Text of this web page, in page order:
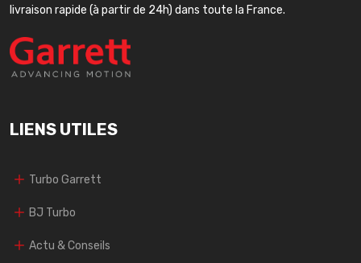
livraison rapide (à partir de 24h) dans toute la France.
LIENS UTILES
Turbo Garrett
BJ Turbo
Actu & Conseils